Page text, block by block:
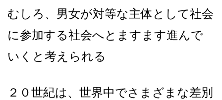
むしろ、男女が対等な主体として社会
に参加する社会へとますます進んで
いくと考えられる
２０世紀は、世界中でさまざまな差別